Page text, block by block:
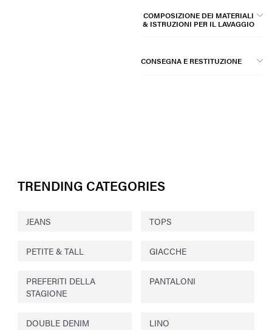
COMPOSIZIONE DEI MATERIALI
& ISTRUZIONI PER IL LAVAGGIO
CONSEGNA E RESTITUZIONE
TRENDING CATEGORIES
JEANS TOPS
PETITE & TALL GIACCHE
PREFERITI DELLA
STAGIONE
PANTALONI
DOUBLE DENIM LINO